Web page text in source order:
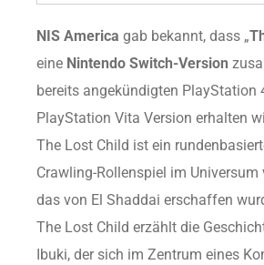
NIS America gab bekannt, dass „
eine Nintendo Switch-Version
bereits angekündigten PlayStation
PlayStation Vita Version erhalten
The Lost Child ist ein
Crawling-Rollenspiel im Universum
das von El Shaddai erschaffen
The Lost Child erzählt die
Ibuki, der sich im Zentrum eines